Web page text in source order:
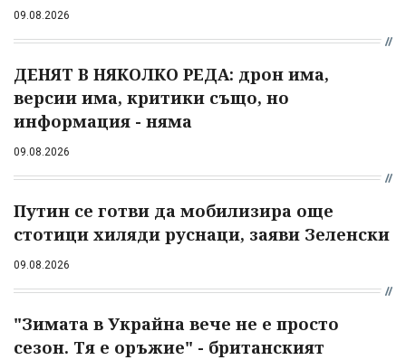
09.08.2026
ДЕНЯТ В НЯКОЛКО РЕДА: дрон има,
версии има, критики също, но
информация - няма
09.08.2026
Путин се готви да мобилизира още
стотици хиляди руснаци, заяви Зеленски
09.08.2026
"Зимата в Украйна вече не е просто
сезон. Тя е оръжие" - британският